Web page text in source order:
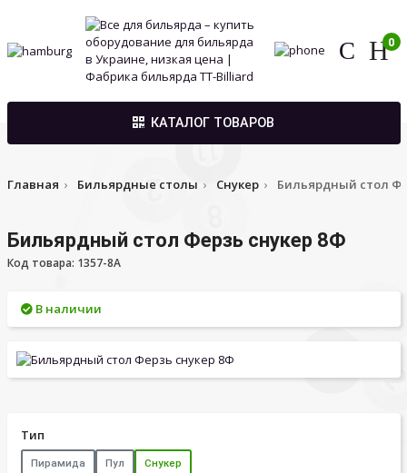
0
КАТАЛОГ ТОВАРОВ
Главная Бильярдные столы Снукер Бильярдный стол
Бильярдный стол Ферзь снукер 8Ф
Код товара: 1357-8A
В наличии
Тип
Пирамида Пул Снукер